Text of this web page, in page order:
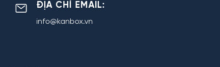
ĐỊA CHỈ EMAIL:
info@kanbox.vn